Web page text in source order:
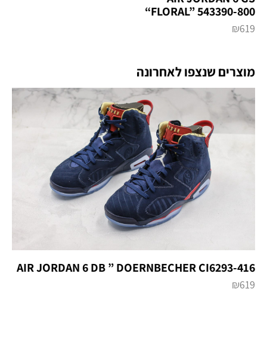
“FLORAL” 543390-800
₪619
מוצרים שנצפו לאחרונה
AIR JORDAN 6 DB ” DOERNBECHER CI6293-416
₪619